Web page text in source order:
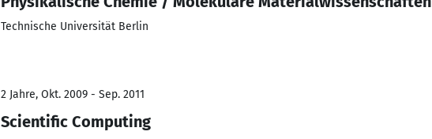
Technische Universität Berlin
2 Jahre, Okt. 2009 - Sep. 2011
Scientific Computing